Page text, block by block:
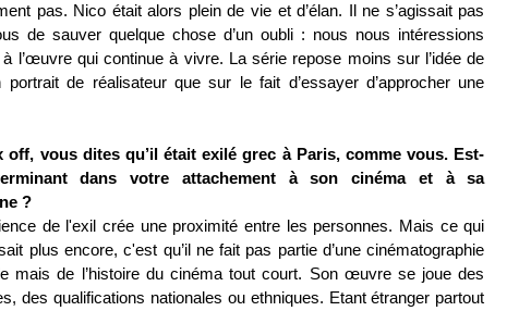
pas. Nico était alors plein de vie et d’élan. Il ne s’agissait pas
de sauver quelque chose d’un oubli : nous nous intéressions
à l’œuvre qui continue à vivre. La série repose moins sur l’idée de
portrait de réalisateur que sur le fait d’essayer d’approcher une
off, vous dites qu’il était exilé grec à Paris, comme vous. Est-
dans votre attachement à son cinéma et à sa
?
de l'exil crée une proximité entre les personnes. Mais ce qui
plus encore, c'est qu’il ne fait pas partie d’une cinématographie
mais de l’histoire du cinéma tout court. Son œuvre se joue des
des qualifications nationales ou ethniques. Etant étranger partout